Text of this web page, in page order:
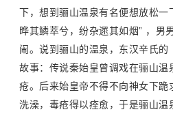
下，想到骊山温泉有名便想放松一
晔其鳞萃兮，纷杂遝其如烟” ，男
闹。说到骊山的温泉，东汉辛氏的
故事：传说秦始皇曾调戏在骊山温
疮。后来始皇帝不得不向神女下跪
洗澡，毒疮得以痊愈，于是骊山温